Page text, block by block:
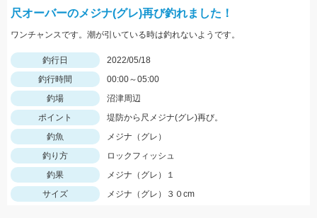
尺オーバーのメジナ(グレ)再び釣れました！
ワンチャンスです。潮が引いている時は釣れないようです。
釣行日
2022/05/18
釣行時間
00:00～05:00
釣場
沼津周辺
ポイント
堤防から尺メジナ(グレ)再び。
釣魚
メジナ（グレ）
釣り方
ロックフィッシュ
釣果
メジナ（グレ）１
サイズ
メジナ（グレ）３０cm